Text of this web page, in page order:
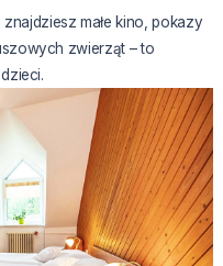
znajdziesz małe kino, pokazy
zwierząt – to